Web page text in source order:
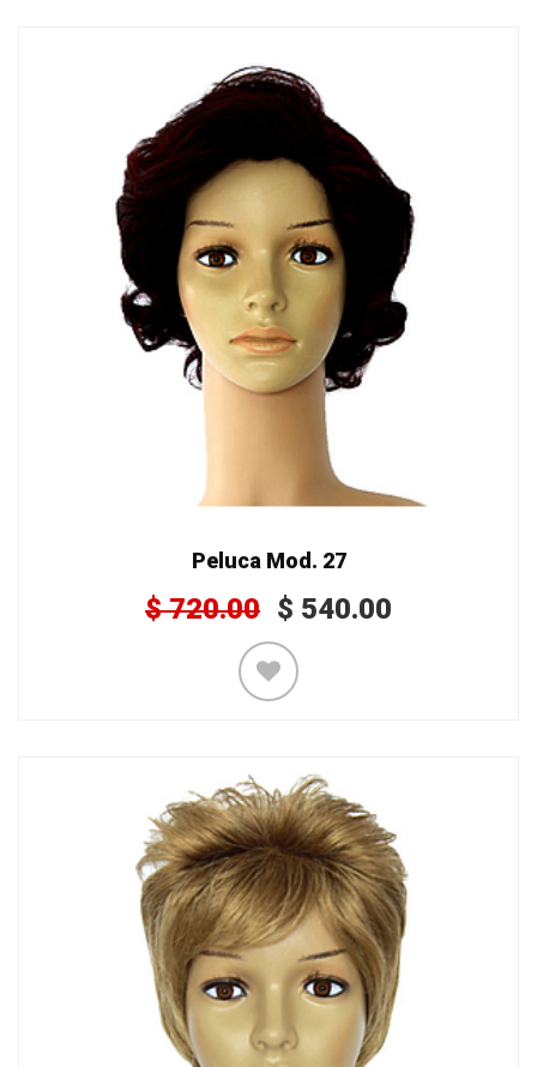
Peluca Mod. 27
$720.00 $ 540.00